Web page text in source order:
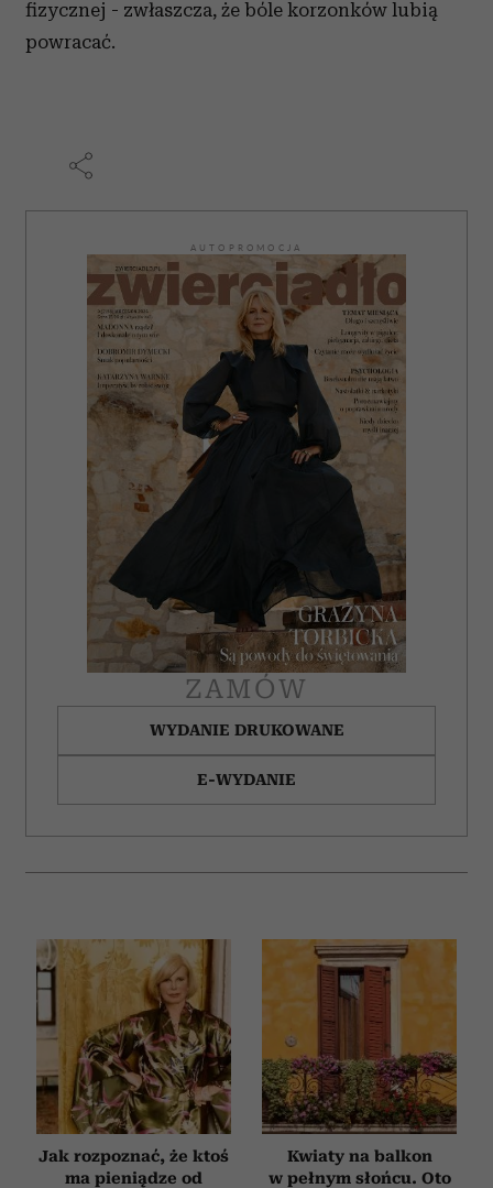
Partnerzy mogą połączyć te informacje z innymi danymi
otrzymanymi od Ciebie lub uzyskanymi podczas
fizycznej - zwłaszcza, że bóle korzonków lubią
powracać.
AUTOPROMOCJA
ZAMÓW
WYDANIE DRUKOWANE
E-WYDANIE
Jak rozpoznać, że ktoś
ma pieniądze od
Kwiaty na balkon
w pełnym słońcu. Oto